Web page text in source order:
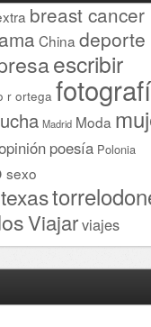
breast cancer
China deporte
escribir
r ortega
Madrid Moda
poesía Polonia
sexo
texas
Viajarviajes